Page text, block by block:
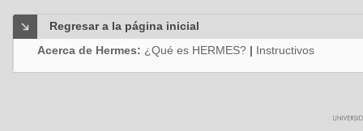
Regresar a la página inicial
Acerca de Hermes: ¿Qué es HERMES? | Instructivos